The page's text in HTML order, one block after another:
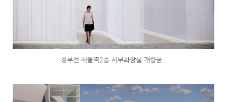
경부선 서울역2층 서부화장실 개량공..